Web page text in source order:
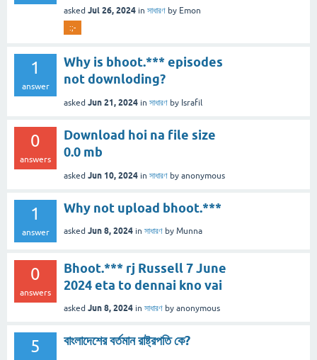
asked Jul 26, 2024 in সাধারণ by Emon
:;-
1
answer
Why is bhoot.*** episodes
not downloding?
asked Jun 21, 2024 in সাধারণ by Israfil
0
answers
Download hoi na file size
0.0 mb
asked Jun 10, 2024 in সাধারণ by anonymous
1
answer
Why not upload bhoot.***
asked Jun 8, 2024 in সাধারণ by Munna
0
answers
Bhoot.*** rj Russell 7 June
2024 eta to dennai kno vai
asked Jun 8, 2024 in সাধারণ by anonymous
5 বাংলাদেশের বর্তমান রাষ্ট্রপতি কে?